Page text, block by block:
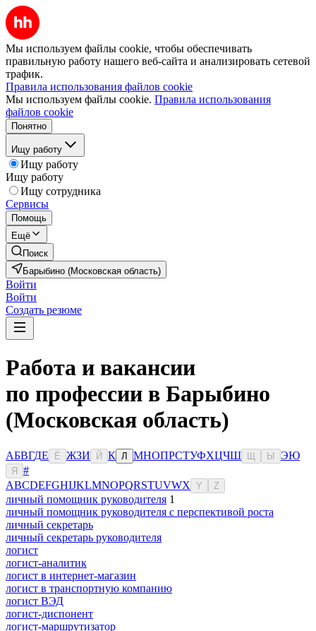
Мы используем файлы cookie, чтобы обеспечивать
правильную работу нашего веб-сайта и анализировать сетевой
трафик.
Правила использования файлов cookie
Мы используем файлы cookie. Правила использования
файлов cookie
Понятно
Ищу работу
Ищу работу
Ищу работу
Ищу сотрудника
Сервисы
Помощь
Ещё
Поиск
Барыбино (Московская область)
Войти
Войти
Создать резюме
Работа и вакансии
по профессии в Барыбино
(Московская область)
АБВГДЕ Ё ЖЗИ Й К Л МНОПРСТУФХЦЧШ Ы ЭЮ
Я
#
ABCDEFGHIJKLMNOPQRSTUVWX Y Z
личный помощник руководителя 1
личный помощник руководителя с перспективой роста
личный секретарь
личный секретарь руководителя
логист
логист-аналитик
логист в интернет-магазин
логист в транспортную компанию
логист ВЭД
логист-диспонент
логист-маршрутизатор